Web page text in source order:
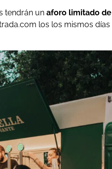
tendrán un aforo limitado
los los mismos